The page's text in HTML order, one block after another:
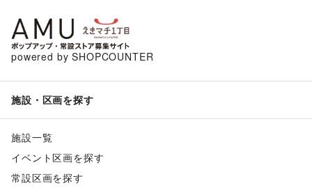
powered by SHOPCOUNTER
施設・区画を探す
施設一覧
イベント区画を探す
常設区画を探す